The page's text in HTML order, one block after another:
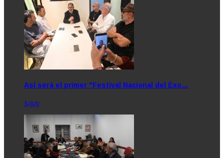
Así será el primer "Festival Nacional del Éxo…
Jujuy